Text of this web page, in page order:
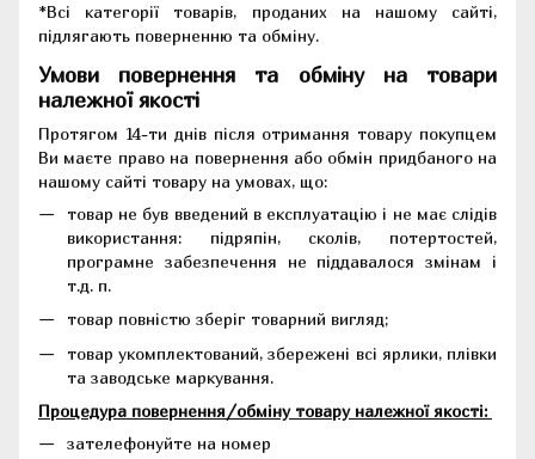
*Всі категорії товарів, проданих на нашому сайті,
підлягають поверненню та обміну.
Умови повернення та обміну на товари
належної якості
Протягом 14-ти днів після отримання товару покупцем
Ви маєте право на повернення або обмін придбаного на
нашому сайті товару на умовах, що:
товар не був введений в експлуатацію і не має слідів
використання: підряпін, сколів, потертостей,
програмне забезпечення не піддавалося змінам і
т.д. п.
товар повністю зберіг товарний вигляд;
товар укомплектований, збережені всі ярлики, плівки
та заводське маркування.
Процедура повернення/обміну товару належної якості:
зателефонуйте на номер